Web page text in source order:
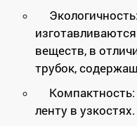
веществ, в
трубок,
ленту в узкостях.